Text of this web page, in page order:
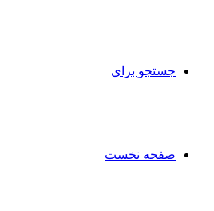
جستجو برای
صفحه نخست